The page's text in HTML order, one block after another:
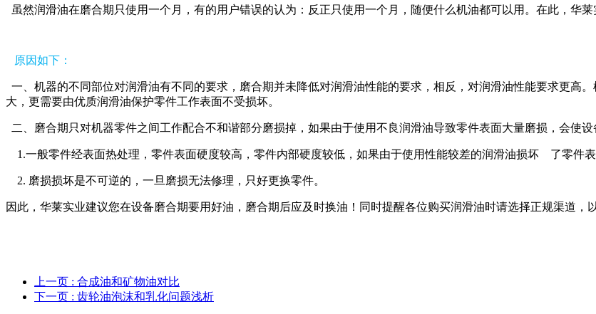
虽然润滑油在磨合期只使用一个月，有的用户错误的认为：反正只使用一个月，随便什么机油都可以用。在此，华
原因如下：
一、机器的不同部位对润滑油有不同的要求，磨合期并未降低对润滑油性能的要求，相反，对润滑油性能要求更高
大，更需要由优质润滑油保护零件工作表面不受损坏。
二、磨合期只对机器零件之间工作配合不和谐部分磨损掉，如果由于使用不良润滑油导致零件表面大量磨损，会
1.一般零件经表面热处理，零件表面硬度较高，零件内部硬度较低，如果由于使用性能较差的润滑油损坏 了零
2. 磨损损坏是不可逆的，一旦磨损无法修理，只好更换零件。
因此，华莱实业建议您在设备磨合期要用好油，磨合期后应及时换油！同时提醒各位购买润滑油时请选择正规渠道，
上一页 : 合成油和矿物油对比
下一页 : 齿轮油泡沫和乳化问题浅析